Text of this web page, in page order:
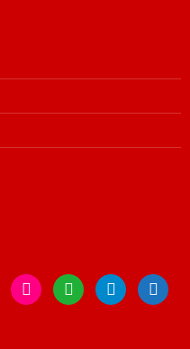
flickr whatsapptelegrambluesky